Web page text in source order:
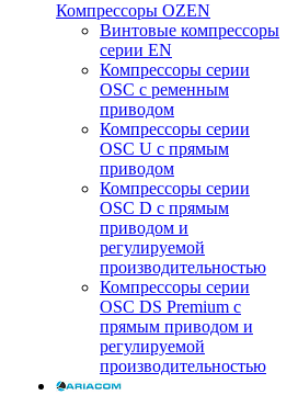
Компрессоры OZEN
Винтовые компрессоры
серии EN
Компрессоры серии
OSC с ременным
приводом
Компрессоры серии
OSC U с прямым
приводом
Компрессоры серии
OSC D с прямым
приводом и
регулируемой
производительностью
Компрессоры серии
OSC DS Premium с
прямым приводом и
регулируемой
производительностью